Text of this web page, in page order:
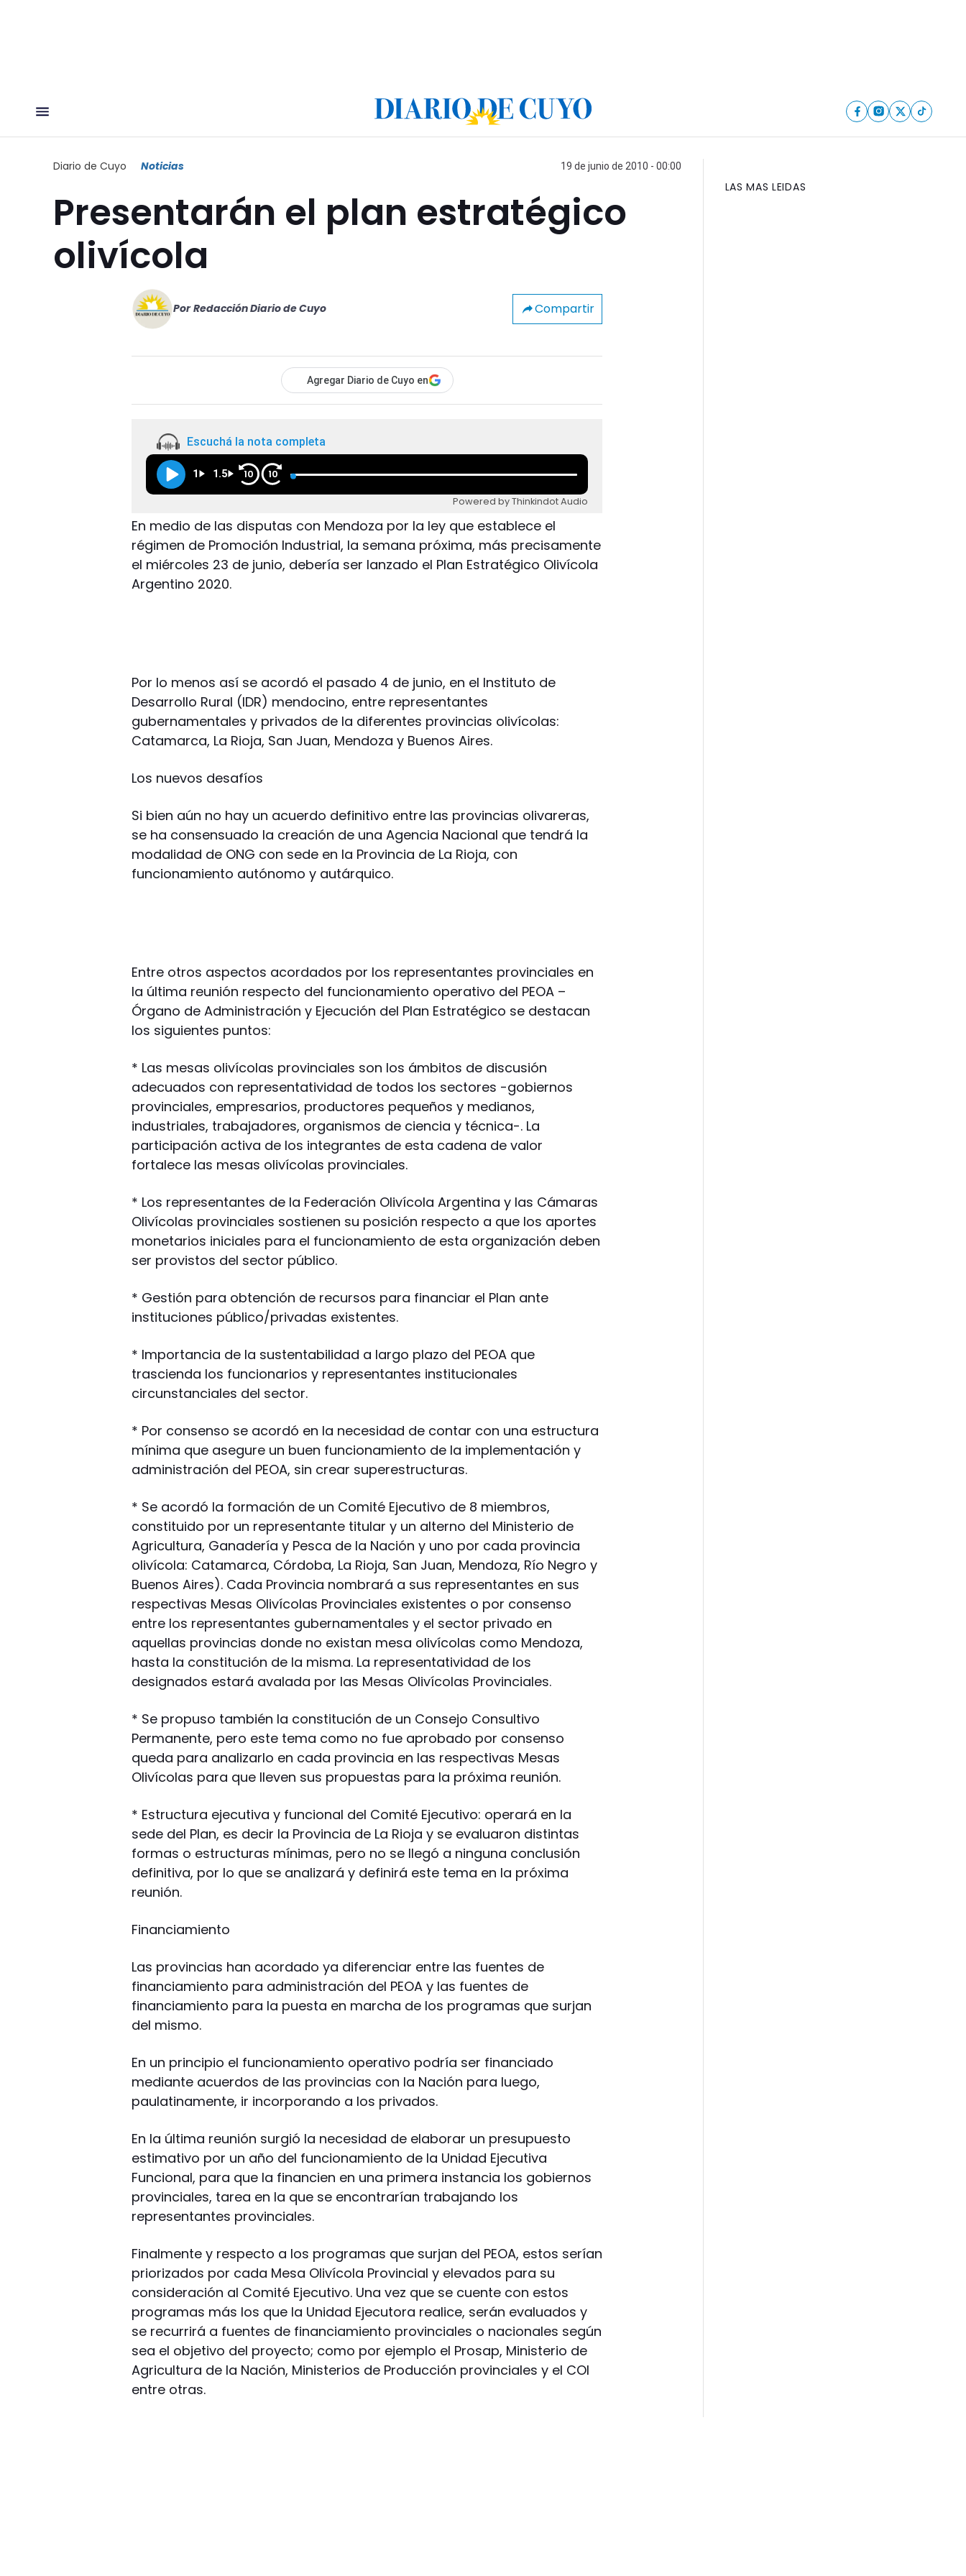
Diario de Cuyo Noticias 19 de junio de 2010 - 00:00
Presentarán el plan estratégico
olivícola
Por Redacción Diario de Cuyo Compartir
Agregar Diario de Cuyo en
Escuchá la nota completa
1 1.5 10 10
Powered by Thinkindot Audio
En medio de las disputas con Mendoza por la ley que establece el
régimen de Promoción Industrial, la semana próxima, más precisamente
el miércoles 23 de junio, debería ser lanzado el Plan Estratégico Olivícola
Argentino 2020.
Por lo menos así se acordó el pasado 4 de junio, en el Instituto de
Desarrollo Rural (IDR) mendocino, entre representantes
gubernamentales y privados de la diferentes provincias olivícolas:
Catamarca, La Rioja, San Juan, Mendoza y Buenos Aires.
Los nuevos desafíos
Si bien aún no hay un acuerdo definitivo entre las provincias olivareras,
se ha consensuado la creación de una Agencia Nacional que tendrá la
modalidad de ONG con sede en la Provincia de La Rioja, con
funcionamiento autónomo y autárquico.
Entre otros aspectos acordados por los representantes provinciales en
la última reunión respecto del funcionamiento operativo del PEOA –
Órgano de Administración y Ejecución del Plan Estratégico se destacan
los siguientes puntos:
* Las mesas olivícolas provinciales son los ámbitos de discusión
adecuados con representatividad de todos los sectores -gobiernos
provinciales, empresarios, productores pequeños y medianos,
industriales, trabajadores, organismos de ciencia y técnica-. La
participación activa de los integrantes de esta cadena de valor
fortalece las mesas olivícolas provinciales.
* Los representantes de la Federación Olivícola Argentina y las Cámaras
Olivícolas provinciales sostienen su posición respecto a que los aportes
monetarios iniciales para el funcionamiento de esta organización deben
ser provistos del sector público.
* Gestión para obtención de recursos para financiar el Plan ante
instituciones público/privadas existentes.
* Importancia de la sustentabilidad a largo plazo del PEOA que
trascienda los funcionarios y representantes institucionales
circunstanciales del sector.
* Por consenso se acordó en la necesidad de contar con una estructura
mínima que asegure un buen funcionamiento de la implementación y
administración del PEOA, sin crear superestructuras.
* Se acordó la formación de un Comité Ejecutivo de 8 miembros,
constituido por un representante titular y un alterno del Ministerio de
Agricultura, Ganadería y Pesca de la Nación y uno por cada provincia
olivícola: Catamarca, Córdoba, La Rioja, San Juan, Mendoza, Río Negro y
Buenos Aires). Cada Provincia nombrará a sus representantes en sus
respectivas Mesas Olivícolas Provinciales existentes o por consenso
entre los representantes gubernamentales y el sector privado en
aquellas provincias donde no existan mesa olivícolas como Mendoza,
hasta la constitución de la misma. La representatividad de los
designados estará avalada por las Mesas Olivícolas Provinciales.
* Se propuso también la constitución de un Consejo Consultivo
Permanente, pero este tema como no fue aprobado por consenso
queda para analizarlo en cada provincia en las respectivas Mesas
Olivícolas para que lleven sus propuestas para la próxima reunión.
* Estructura ejecutiva y funcional del Comité Ejecutivo: operará en la
sede del Plan, es decir la Provincia de La Rioja y se evaluaron distintas
formas o estructuras mínimas, pero no se llegó a ninguna conclusión
definitiva, por lo que se analizará y definirá este tema en la próxima
reunión.
Financiamiento
Las provincias han acordado ya diferenciar entre las fuentes de
financiamiento para administración del PEOA y las fuentes de
financiamiento para la puesta en marcha de los programas que surjan
del mismo.
En un principio el funcionamiento operativo podría ser financiado
mediante acuerdos de las provincias con la Nación para luego,
paulatinamente, ir incorporando a los privados.
En la última reunión surgió la necesidad de elaborar un presupuesto
estimativo por un año del funcionamiento de la Unidad Ejecutiva
Funcional, para que la financien en una primera instancia los gobiernos
provinciales, tarea en la que se encontrarían trabajando los
representantes provinciales.
Finalmente y respecto a los programas que surjan del PEOA, estos serían
priorizados por cada Mesa Olivícola Provincial y elevados para su
consideración al Comité Ejecutivo. Una vez que se cuente con estos
programas más los que la Unidad Ejecutora realice, serán evaluados y
se recurrirá a fuentes de financiamiento provinciales o nacionales según
sea el objetivo del proyecto; como por ejemplo el Prosap, Ministerio de
Agricultura de la Nación, Ministerios de Producción provinciales y el COI
entre otras.
LAS MAS LEIDAS